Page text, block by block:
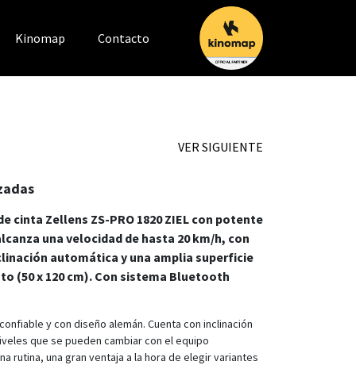
Kinomap Contacto
VER SIGUIENTE
cinta Zellens ZS-PRO 1820 ZIEL con potente
una velocidad de hasta 20 km/h, con
automática y una amplia superficie
(50 x 120 cm). Con sistema Bluetooth
y con diseño alemán. Cuenta con inclinación
que se pueden cambiar con el equipo
rutina, una gran ventaja a la hora de elegir variantes